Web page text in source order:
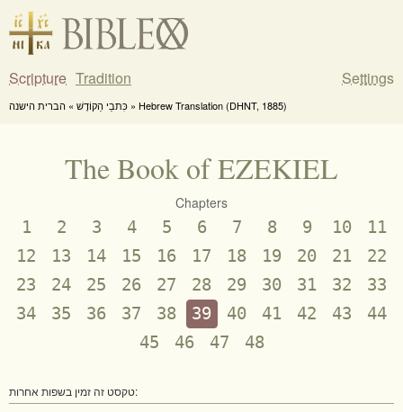
Scripture Tradition Settings
כִּתבֵי הַקוֹדֶשׁ » הברית הישנה » Hebrew Translation (DHNT, 1885)
The Book of EZEKIEL
Chapters
1 2 3 4 5 6 7 8 9 10
11
12
13 14 15 16 17 18 19 20 21
22
23
24 25 26 27 28 29 30 31 32
33
34
35 36 37 38 39 40 41 42 43
44
45
46 47 48
טקסט זה זמין בשפות אחרות: